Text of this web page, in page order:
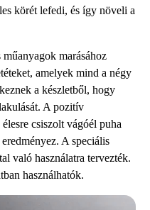
körét lefedi, és így növeli a
marásához
amelyek mind a négy
a készletből, hogy
A pozitív
csiszolt vágóél puha
A speciális
való használatra tervezték.
használhatók.